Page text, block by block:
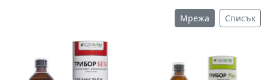
Мрежа Списък